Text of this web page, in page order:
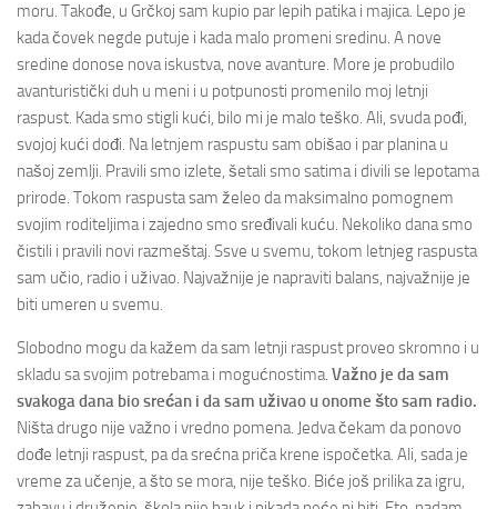
moru. Takođe, u Grčkoj sam kupio par lepih patika i majica. Lepo je
kada čovek negde putuje i kada malo promeni sredinu. A nove
sredine donose nova iskustva, nove avanture. More je probudilo
avanturistički duh u meni i u potpunosti promenilo moj letnji
raspust. Kada smo stigli kući, bilo mi je malo teško. Ali, svuda pođi,
svojoj kući dođi. Na letnjem raspustu sam obišao i par planina u
našoj zemlji. Pravili smo izlete, šetali smo satima i divili se lepotama
prirode. Tokom raspusta sam želeo da maksimalno pomognem
svojim roditeljima i zajedno smo sređivali kuću. Nekoliko dana smo
čistili i pravili novi razmeštaj. Ssve u svemu, tokom letnjeg raspusta
sam učio, radio i uživao. Najvažnije je napraviti balans, najvažnije je
biti umeren u svemu.
Slobodno mogu da kažem da sam letnji raspust proveo skromno i u
skladu sa svojim potrebama i mogućnostima. Važno je da sam
svakoga dana bio srećan i da sam uživao u onome što sam radio.
Ništa drugo nije važno i vredno pomena. Jedva čekam da ponovo
dođe letnji raspust, pa da srećna priča krene ispočetka. Ali, sada je
vreme za učenje, a što se mora, nije teško. Biće još prilika za igru,